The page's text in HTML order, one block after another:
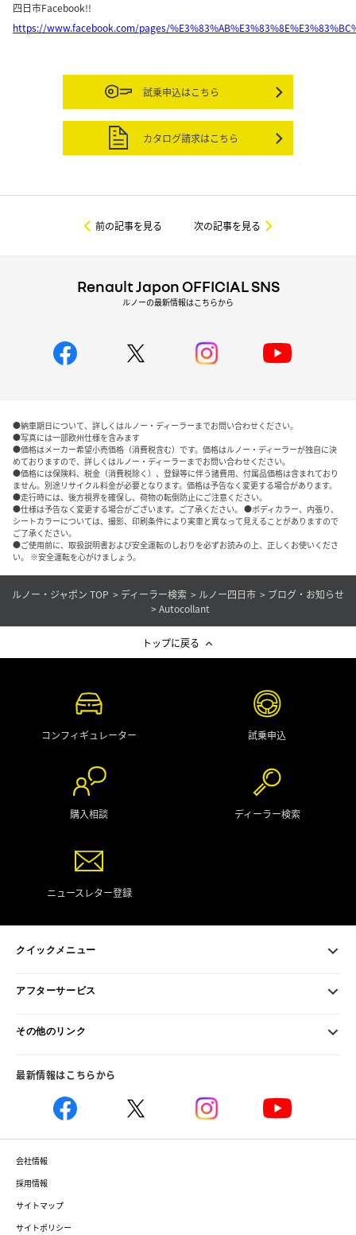
四日市Facebook!!
https://www.facebook.com/pages/
試乗申込はこちら
カタログ請求はこちら
前の記事を見る 次の記事を見る
Renault Japon OFFICIAL SNS
ルノーの最新情報はこちらから
●納車期日について、詳しくはルノー・ディーラーまでお問い合わせください。
●写真には一部欧州仕様を含みます
●価格はメーカー希望小売価格（消費税含む）です。価格はルノー・ディーラーが独自に決
めておりますので、詳しくはルノー・ディーラーまでお問い合わせください。
●価格には保険料、税金（消費税除く）、登録等に伴う諸費用、付属品価格は含まれており
ません。別途リサイクル料金が必要となります。価格は予告なく変更する場合があります。
●走行時には、後方視界を確保し、荷物の転倒防止にご注意ください。
●仕様は予告なく変更する場合がございます。ご了承ください。 ●ボディカラー、内張り、
シートカラーについては、撮影、印刷条件により実車と異なって見えることがありますので
ご了承ください。
●ご使用前に、取扱説明書および安全運転のしおりを必ずお読みの上、正しくお使いくださ
い。 ※安全運転を心がけましょう。
ルノー・ジャポン TOP ディーラー検索 ルノー四日市
ブログ・お知らせ
Autocollant
トップに戻る
コンフィギュレーター 試乗申込
購入相談 ディーラー検索
ニュースレター登録
クイックメニュー
アフターサービス
その他のリンク
最新情報はこちらから
会社情報
採用情報
サイトマップ
サイトポリシー